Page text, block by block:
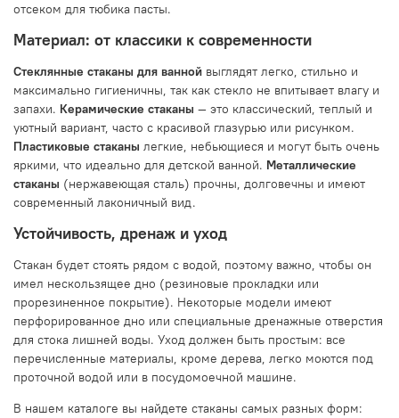
отсеком для тюбика пасты.
Материал: от классики к современности
Стеклянные стаканы для ванной выглядят легко, стильно и
максимально гигиеничны, так как стекло не впитывает влагу и
запахи. Керамические стаканы — это классический, теплый и
уютный вариант, часто с красивой глазурью или рисунком.
Пластиковые стаканы легкие, небьющиеся и могут быть очень
яркими, что идеально для детской ванной. Металлические
стаканы (нержавеющая сталь) прочны, долговечны и имеют
современный лаконичный вид.
Устойчивость, дренаж и уход
Стакан будет стоять рядом с водой, поэтому важно, чтобы он
имел нескользящее дно (резиновые прокладки или
прорезиненное покрытие). Некоторые модели имеют
перфорированное дно или специальные дренажные отверстия
для стока лишней воды. Уход должен быть простым: все
перечисленные материалы, кроме дерева, легко моются под
проточной водой или в посудомоечной машине.
В нашем каталоге вы найдете стаканы самых разных форм: